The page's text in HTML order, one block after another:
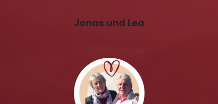
Jonas und Lea